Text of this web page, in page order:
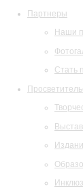
Партнеры
Наши
Стать